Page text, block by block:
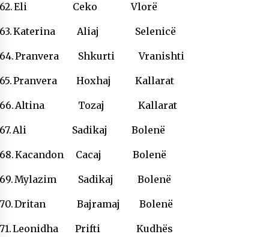
Eli Ceko Vlorë
Katerina Aliaj Selenicë
Pranvera Shkurti Vranishti
Pranvera Hoxhaj Kallarat
Altina Tozaj Kallarat
Ali Sadikaj Bolenë
Kacandon Cacaj Bolenë
Mylazim Sadikaj Bolenë
Dritan Bajramaj Bolenë
Leonidha Prifti Kudhës